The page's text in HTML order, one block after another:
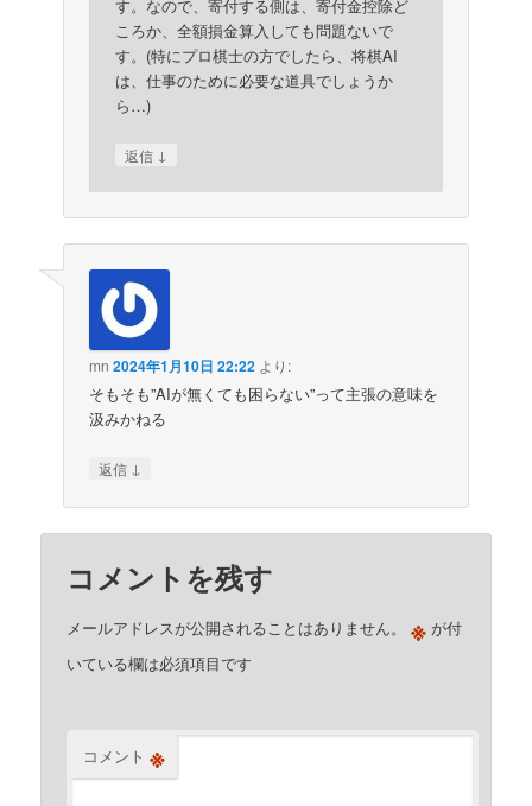
す。なので、寄付する側は、寄付金控除ど
ころか、全額損金算入しても問題ないで
す。(特にプロ棋士の方でしたら、将棋AI
は、仕事のために必要な道具でしょうか
ら…)
返信 ↓
mn 2024年1月10日 22:22 より:
そもそも”AIが無くても困らない”って主張の意味を
汲みかねる
返信 ↓
コメントを残す
メールアドレスが公開されることはありません。 ※ が付
いている欄は必須項目です
コメント ※